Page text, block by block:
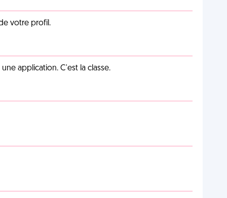
votre profil.
application. C'est la classe.